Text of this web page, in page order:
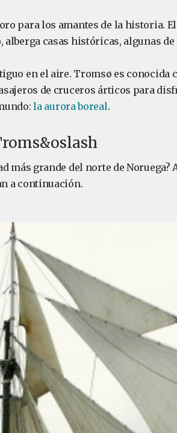
para los amantes de la historia.
casas históricas, algunas
en el aire. Tromsø es conocida
de cruceros árticos para
la aurora boreal.
más grande del norte de Noruega?
a continuación.